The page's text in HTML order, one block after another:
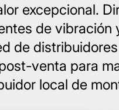
excepcional.
de vibración
de
venta para
local de